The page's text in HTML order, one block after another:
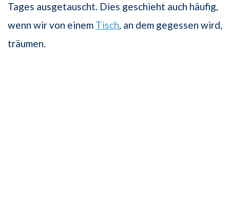
Tages ausgetauscht. Dies geschieht auch häufig,
wenn wir von einem Tisch, an dem gegessen wird,
träumen.